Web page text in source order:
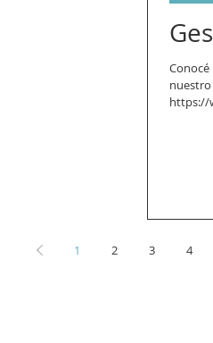
nuestro
https://
1 2 3 4